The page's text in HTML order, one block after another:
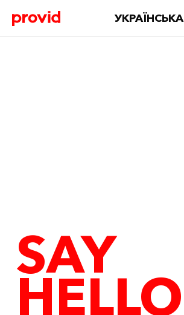
УКРАЇНСЬКА
SAY
HELLO